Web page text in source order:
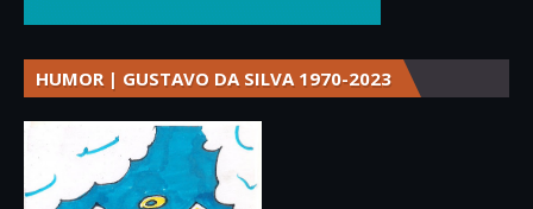
HUMOR | GUSTAVO DA SILVA 1970-2023